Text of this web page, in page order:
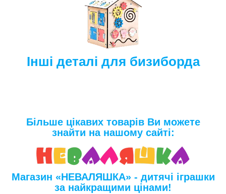
Інші деталі для бизиборда
Більше цікавих товарів Ви можете
знайти на нашому сайті:
Магазин «НЕВАЛЯШКА» - дитячі іграшки
за найкращими цінами!